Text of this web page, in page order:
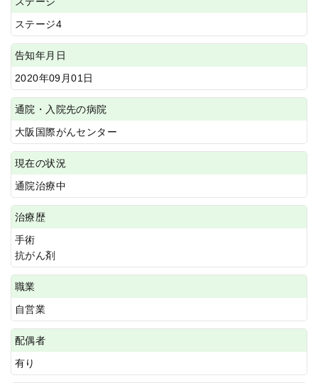
ステージ4
告知年月日
2020年09月01日
通院・入院先の病院
大阪国際がんセンター
現在の状況
通院治療中
治療歴
手術
抗がん剤
職業
自営業
配偶者
有り